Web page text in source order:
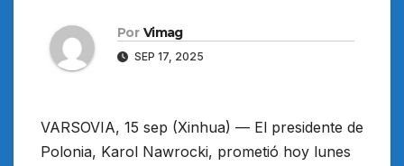
Por Vimag
SEP 17, 2025
VARSOVIA, 15 sep (Xinhua) — El presidente de
Polonia, Karol Nawrocki, prometió hoy lunes